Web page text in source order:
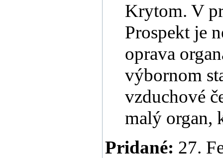
Krytom. V
Prospekt je
oprava
výbornom
vzduchové
malý organ,
Pridané: 27.